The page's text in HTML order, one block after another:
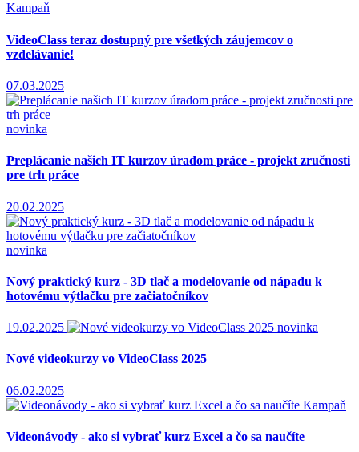
Kampaň
VideoClass teraz dostupný pre všetkých záujemcov o
vzdelávanie!
07.03.2025
novinka
Preplácanie našich IT kurzov úradom práce - projekt zručnosti
pre trh práce
20.02.2025
novinka
Nový praktický kurz - 3D tlač a modelovanie od nápadu k
hotovému výtlačku pre začiatočníkov
19.02.2025 novinka
Nové videokurzy vo VideoClass 2025
06.02.2025
Kampaň
Videonávody - ako si vybrať kurz Excel a čo sa naučíte